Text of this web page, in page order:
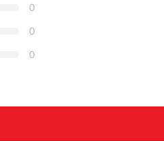
0
0
0